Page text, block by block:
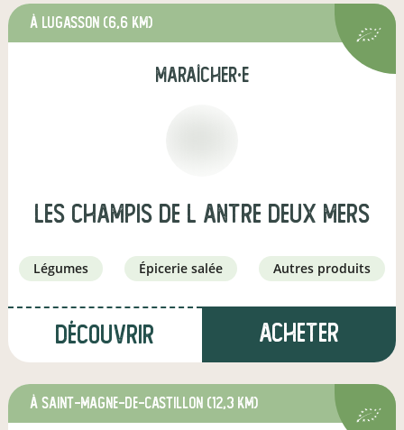
à Lugasson (6,6 km)
maraîcher·e
les champis de l antre deux mers
légumes épicerie salée autres produits
Découvrir Acheter
à Saint-Magne-de-Castillon (12,3 km)